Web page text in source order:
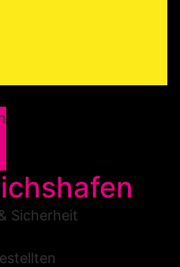
Sicherheit